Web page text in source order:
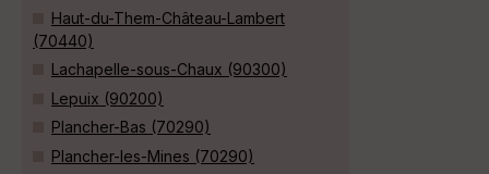
Haut-du-Them-Château-Lambert
(70440)
Lachapelle-sous-Chaux (90300)
Lepuix (90200)
Plancher-Bas (70290)
Plancher-les-Mines (70290)